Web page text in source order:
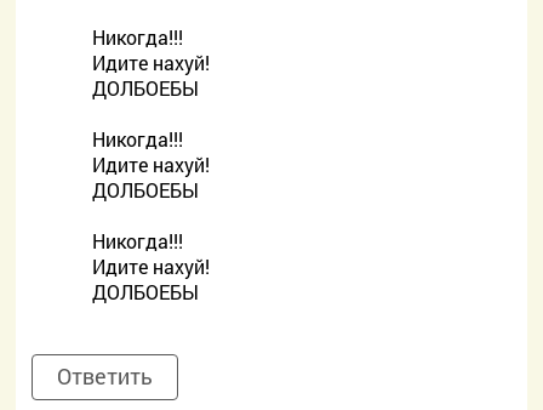
Никогда!!!
Идите нахуй!
ДОЛБОЕБЫ
Никогда!!!
Идите нахуй!
ДОЛБОЕБЫ
Никогда!!!
Идите нахуй!
ДОЛБОЕБЫ
Ответить